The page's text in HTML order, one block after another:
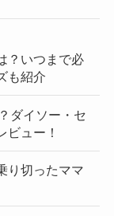
？いつまで必
も紹介
ダイソー・セ
ビュー！
り切ったママ